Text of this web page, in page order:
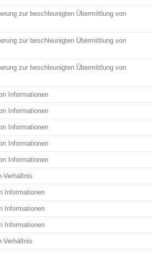
zur beschleunigten Übermittlung von
zur beschleunigten Übermittlung von
zur beschleunigten Übermittlung von
Informationen
Informationen
Informationen
Informationen
Informationen
Verhältnis
Informationen
Informationen
Informationen
Verhältnis